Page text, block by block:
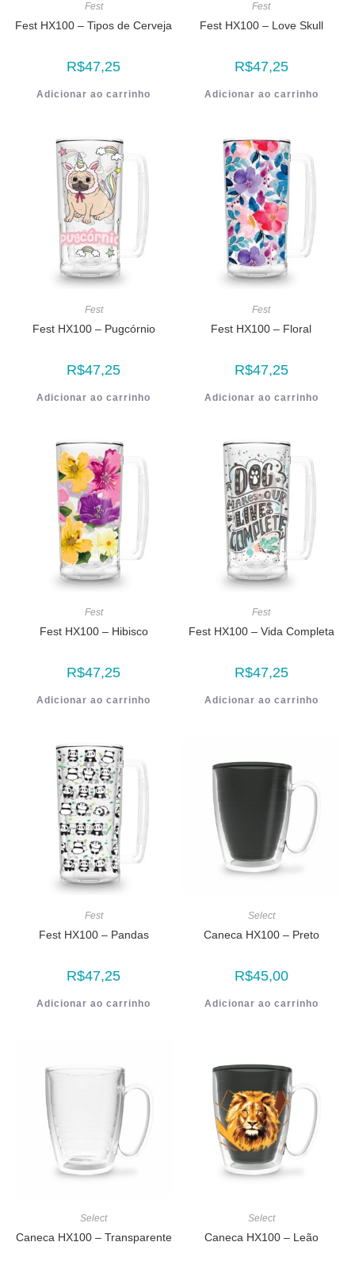
Fest
Fest HX100 – Tipos de Cerveja
R$47,25
Adicionar ao carrinho
Fest
Fest HX100 – Love Skull
R$47,25
Adicionar ao carrinho
Fest
Fest HX100 – Pugcórnio
R$47,25
Adicionar ao carrinho
Fest
Fest HX100 – Floral
R$47,25
Adicionar ao carrinho
Fest
Fest HX100 – Hibisco
R$47,25
Adicionar ao carrinho
Fest
Fest HX100 – Vida Completa
R$47,25
Adicionar ao carrinho
Fest
Fest HX100 – Pandas
R$47,25
Adicionar ao carrinho
Select
Caneca HX100 – Preto
R$45,00
Adicionar ao carrinho
Select
Caneca HX100 – Transparente
Select
Caneca HX100 – Leão